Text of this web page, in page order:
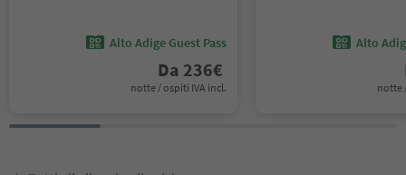
Alto Adige Guest Pass
Da 236€
notte / ospiti IVA incl.
Alto
notte